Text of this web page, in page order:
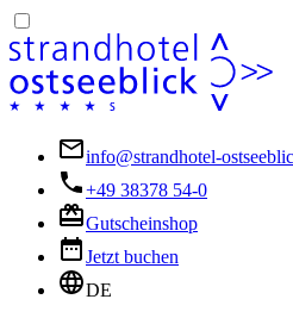
info@strandhotel-
+49 38378 54-0
Gutscheinshop
Jetzt buchen
DE